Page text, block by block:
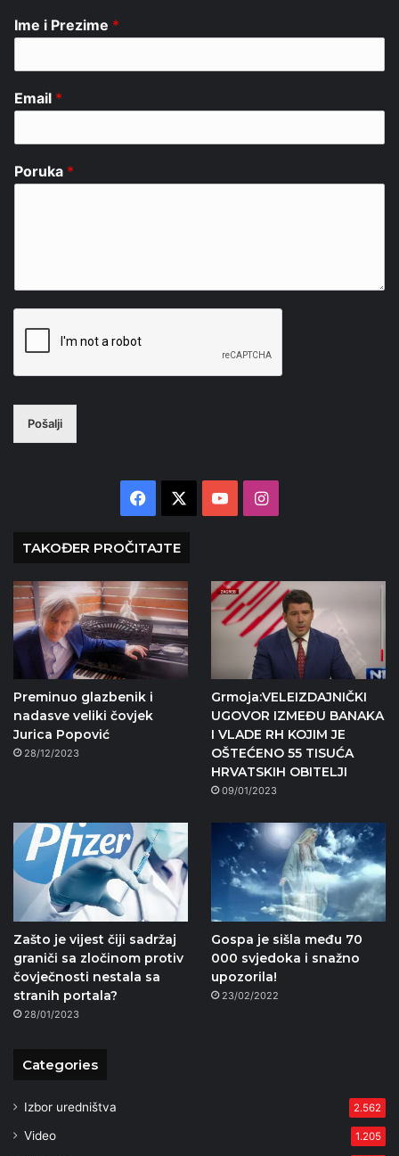
Ime i Prezime *
Email *
Poruka *
Pošalji
Facebook YouTubeInstagram
TAKOĐER PROČITAJTE
Preminuo glazbenik i
nadasve veliki čovjek
Jurica Popović
28/12/2023
Grmoja:VELEIZDAJNIČKI
UGOVOR IZMEĐU BANAKA
I VLADE RH KOJIM JE
OŠTEĆENO 55 TISUĆA
HRVATSKIH OBITELJI
09/01/2023
Zašto je vijest čiji sadržaj
graniči sa zločinom protiv
čovječnosti nestala sa
stranih portala?
28/01/2023
Gospa je sišla među 70
000 svjedoka i snažno
upozorila!
23/02/2022
Categories
Izbor uredništva 2.562
Video 1.205